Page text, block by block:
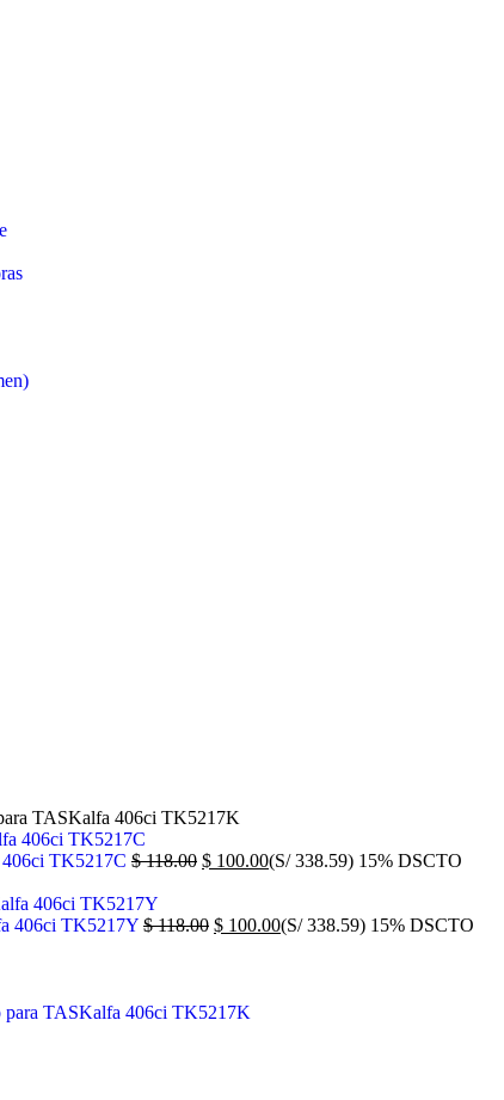
TASKalfa 406ci TK5217K
TK5217C $118.00 $ 100.00(S/ 338.59) 15% DSCTO
406ci TK5217Y $118.00 $ 100.00(S/ 338.59) 15% DSCTO